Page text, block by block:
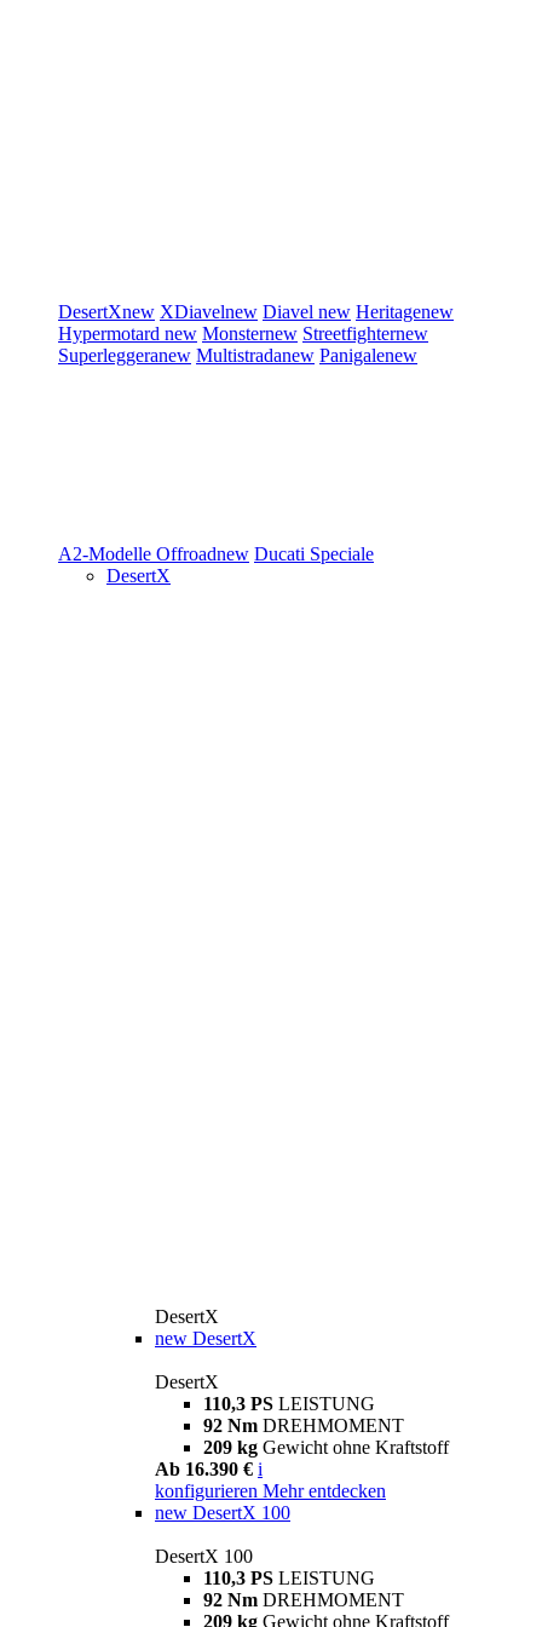
DesertXnew XDiavelnew Diavel new Heritagenew
Hypermotard new Monsternew Streetfighternew
Superleggeranew Multistradanew Panigalenew
A2-Modelle Offroadnew Ducati Speciale
DesertX
DesertX
new DesertX
DesertX
110,3 PS LEISTUNG
92 Nm DREHMOMENT
209 kg Gewicht ohne Kraftstoff
Ab 16.390 € i
konfigurieren Mehr entdecken
new DesertX 100
DesertX 100
110,3 PS LEISTUNG
92 Nm DREHMOMENT
209 kg Gewicht ohne Kraftstoff